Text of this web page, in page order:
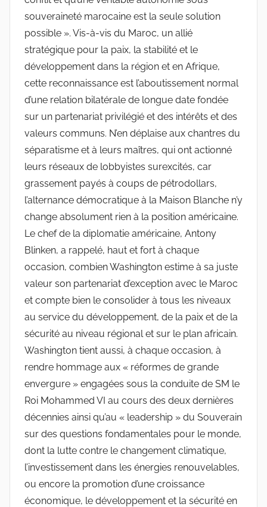
souveraineté marocaine est la seule solution
possible ». Vis-à-vis du Maroc, un allié
stratégique pour la paix, la stabilité et le
développement dans la région et en Afrique,
cette reconnaissance est l’aboutissement normal
d’une relation bilatérale de longue date fondée
sur un partenariat privilégié et des intérêts et des
valeurs communs. N’en déplaise aux chantres du
séparatisme et à leurs maîtres, qui ont actionné
leurs réseaux de lobbyistes surexcités, car
grassement payés à coups de pétrodollars,
l’alternance démocratique à la Maison Blanche n’y
change absolument rien à la position américaine.
Le chef de la diplomatie américaine, Antony
Blinken, a rappelé, haut et fort à chaque
occasion, combien Washington estime à sa juste
valeur son partenariat d’exception avec le Maroc
et compte bien le consolider à tous les niveaux
au service du développement, de la paix et de la
sécurité au niveau régional et sur le plan africain.
Washington tient aussi, à chaque occasion, à
rendre hommage aux « réformes de grande
envergure » engagées sous la conduite de SM le
Roi Mohammed VI au cours des deux dernières
décennies ainsi qu’au « leadership » du Souverain
sur des questions fondamentales pour le monde,
dont la lutte contre le changement climatique,
l’investissement dans les énergies renouvelables,
ou encore la promotion d’une croissance
économique, le développement et la sécurité en